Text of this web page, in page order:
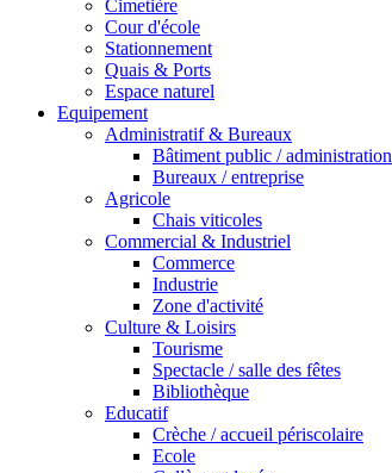
Cimetière
Cour d'école
Stationnement
Quais & Ports
Espace naturel
Equipement
Administratif & Bureaux
Bâtiment public / administration
Bureaux / entreprise
Agricole
Chais viticoles
Commercial & Industriel
Commerce
Industrie
Zone d'activité
Culture & Loisirs
Tourisme
Spectacle / salle des fêtes
Bibliothèque
Educatif
Crèche / accueil périscolaire
Ecole